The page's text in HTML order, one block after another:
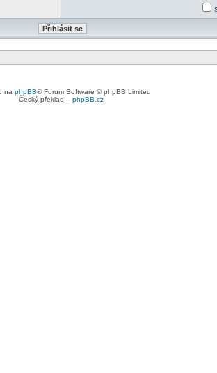
na phpBB® Forum Software © phpBB Limited
Český překlad – phpBB.cz